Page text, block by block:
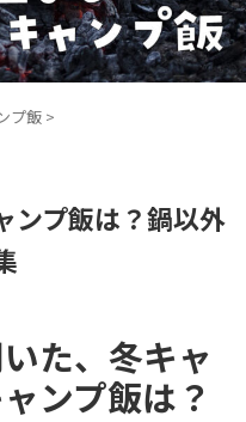
プ飯 >
ンプ飯は？鍋以外
た、冬キャ
ンプ飯は？